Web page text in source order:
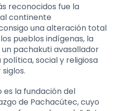
reconocidos fue la
continente
una alteración total
pueblos indígenas, la
pachakuti avasallador
social y religiosa
la fundación del
de Pachacútec, cuyo